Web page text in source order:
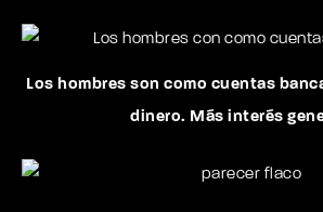
Los hombres son como cuentas
dinero. Más interés